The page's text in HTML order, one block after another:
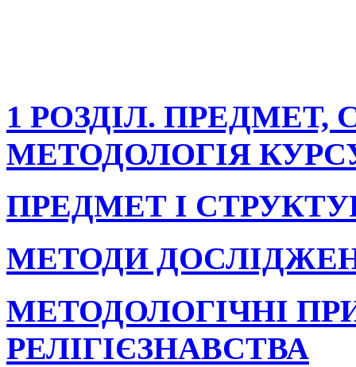
1 РОЗДІЛ. ПРЕДМЕТ,
МЕТОДОЛОГІЯ
ПРЕДМЕТ І
МЕТОДИ
МЕТОДОЛОГІЧНІ
РЕЛІГІЄЗНАВСТВА